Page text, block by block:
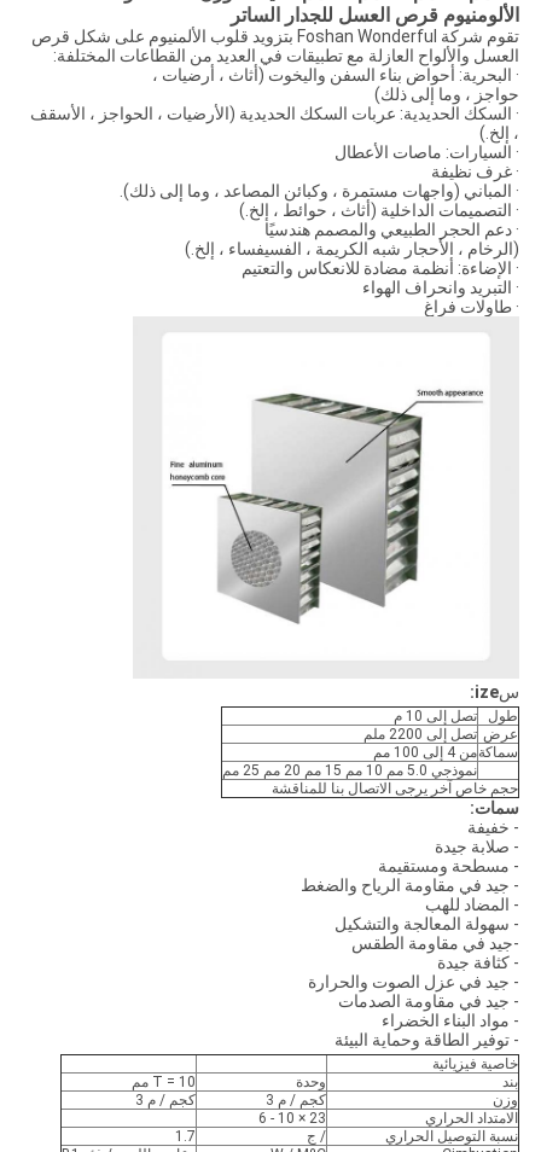
الألومنيوم قرص العسل للجدار الساتر
تقوم شركة Foshan Wonderful بتزويد قلوب الألمنيوم على شكل قرص
العسل والألواح العازلة مع تطبيقات في العديد من القطاعات المختلفة:
· البحرية: أحواض بناء السفن واليخوت (أثاث ، أرضيات ،
حواجز ، وما إلى ذلك)
· السكك الحديدية: عربات السكك الحديدية (الأرضيات ، الحواجز ، الأسقف
، إلخ.)
· السيارات: ماصات الأعطال
· غرف نظيفة
· المباني (واجهات مستمرة ، وكبائن المصاعد ، وما إلى ذلك).
· التصميمات الداخلية (أثاث ، حوائط ، إلخ.)
· دعم الحجر الطبيعي والمصمم هندسيًا
(الرخام ، الأحجار شبه الكريمة ، الفسيفساء ، إلخ.)
· الإضاءة: أنظمة مضادة للانعكاس والتعتيم
· التبريد وانحراف الهواء
· طاولات فراغ
سize:
طول
تصل إلى 10 م
عرض تصل إلى 2200 ملم
سماكةمن 4 إلى 100 مم
نموذجي 5.0 مم 10 مم 15 مم 20 مم 25 مم
حجم خاص آخر يرجى الاتصال بنا للمناقشة
سمات:
- خفيفة
- صلابة جيدة
- مسطحة ومستقيمة
- جيد في مقاومة الرياح والضغط
- المضاد للهب
- سهولة المعالجة والتشكيل
-جيد في مقاومة الطقس
- كثافة جيدة
- جيد في عزل الصوت والحرارة
- جيد في مقاومة الصدمات
- مواد البناء الخضراء
- توفير الطاقة وحماية البيئة
خاصية فيزيائية
بند
وحدة
T = 10 مم
وزن
كجم / م 3
كجم / م 3
الامتداد الحراري
23 × 10 - 6
نسبة التوصيل الحراري
/ ج
1.7